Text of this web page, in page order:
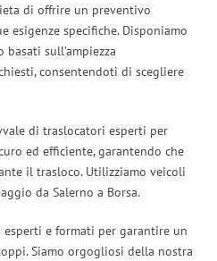
di offrire un preventivo
esigenze specifiche. Disponiamo
sull’ampiezza
consentendoti di scegliere
di traslocatori esperti per
ed efficiente, garantendo che
il trasloco. Utilizziamo veicoli
da Salerno a Borsa.
e formati per garantire un
Siamo orgogliosi della nostra